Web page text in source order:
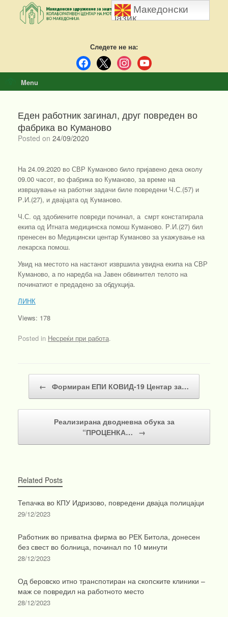
content
Следете не на:
facebook
x instagramyoutube
Menu
Еден работник загинал, друг повреден во
фабрика во Куманово
Posted on 24/09/2020
На 24.09.2020 во СВР Куманово било пријавено дека околу
09.00 часот, во фабрика во Куманово, за време на
извршување на работни задачи биле повредени Ч.С.(57) и
Р.И.(27), и двајцата од Куманово.
Ч.С. од здобиените повреди починал, а смрт констатирала
екипа од Итната медицинска помош Куманово. Р.И.(27) бил
пренесен во Медицински центар Куманово за укажување на
лекарска помош.
Увид на местото на настанот извршила увидна екипа на СВР
Куманово, а по наредба на Јавен обвинител телото на
починатиот е предадено за обдукција.
ЛИНК
Views: 178
Posted in Несреќи при работа.
← Формиран ЕПИ КОВИД-19 Центар за…
Реализирана дводневна обука за
“ПРОЦЕНКА…
→
Related Posts
Тепачка во КПУ Идризово, повредени двајца полицајци
29/12/2023
Работник во приватна фирма во РЕК Битола, донесен
без свест во болница, починал по 10 минути
28/12/2023
Од беровско итно транспотиран на скопските клиники –
маж се повредил на работното место
28/12/2023
Македонски
јазик